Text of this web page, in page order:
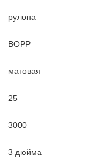
рулона
ВОРР
матовая
25
3000
3 дюйма